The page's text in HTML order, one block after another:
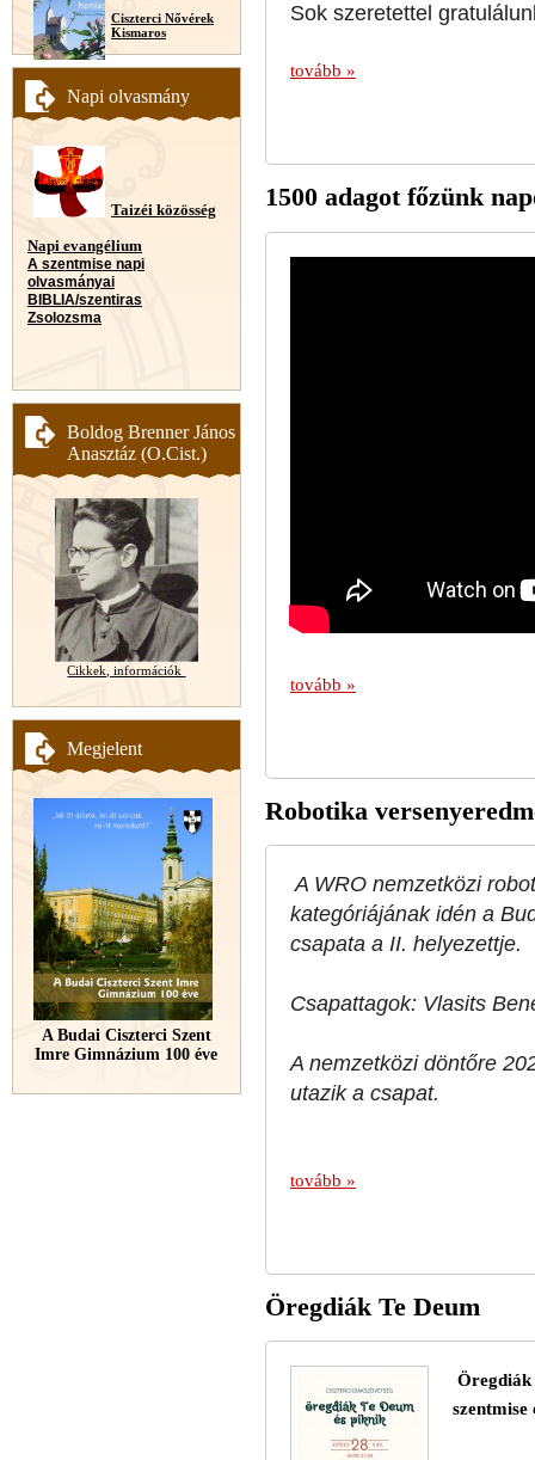
Ciszterci Nővérek
Kismaros
Napi olvasmány
Taizéi közösség
Napi evangélium
A szentmise napi
olvasmányai
BIBLIA/szentiras
Zsolozsma
Boldog Brenner János
Anasztáz (O.Cist.)
Cikkek, információk
Megjelent
A Budai Ciszterci Szent
Imre Gimnázium 100 éve
Sok szeretettel
tovább »
1500 adagot főzünk
tovább »
Robotika
A WRO nemzetközi
kategóriájának idén a
csapata a II. helyezettje.
Csapattagok: Vlasits
A nemzetközi döntőre
utazik a csapat.
tovább »
Öregdiák Te Deum
Öregdiák